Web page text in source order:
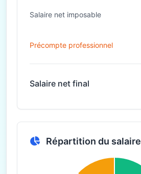
Salaire net imposable
Précompte professionnel
Salaire net final
Répartition du salaire